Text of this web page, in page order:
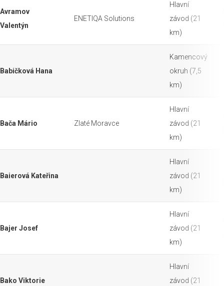
Avramov
Valentýn
ENETIQA Solutions
Hlavní
závod (21
km)
Babičková Hana
Kamencový
okruh (7,5
km)
Bača Mário Zlaté Moravce
Hlavní
závod (21
km)
Baierová Kateřina
Hlavní
závod (21
km)
Bajer Josef
Hlavní
závod (21
km)
Bako Viktorie
Hlavní
závod (21